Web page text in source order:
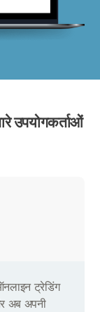
उपयोगकर्ताओं
ट्रेडिंग
अब अपनी